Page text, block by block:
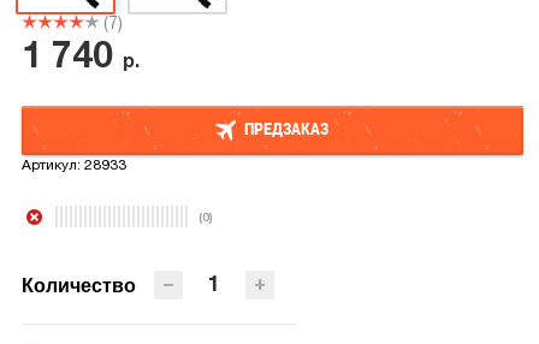
(7)
1 740 р.
ПРЕДЗАКАЗ
Артикул:28933
(0)
Количество +
−